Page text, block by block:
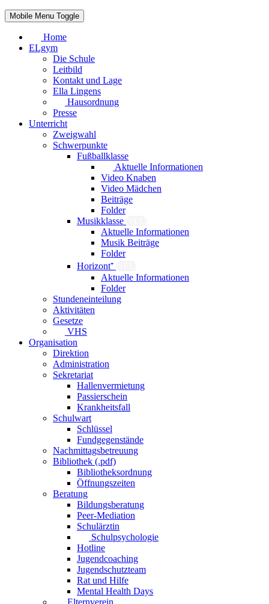
Mobile Menu Toggle
Home
ELgym
Die Schule
Leitbild
Kontakt und Lage
Ella Lingens
Hausordnung
Presse
Unterricht
Zweigwahl
Schwerpunkte
Fußballklasse
Aktuelle Informationen
Video Knaben
Video Mädchen
Beiträge
Folder
Musikklasse
Aktuelle Informationen
Musik Beiträge
Folder
Horizont⁺
Aktuelle Informationen
Folder
Stundeneinteilung
Aktivitäten
Gesetze
VHS
Organisation
Direktion
Administration
Sekretariat
Hallenvermietung
Passierschein
Krankheitsfall
Schulwart
Schlüssel
Fundgegenstände
Nachmittagsbetreuung
Bibliothek (.pdf)
Bibliotheksordnung
Öffnungszeiten
Beratung
Bildungsberatung
Peer-Mediation
Schulärztin
Schulpsychologie
Hotline
Jugendcoaching
Jugendschutzteam
Rat und Hilfe
Mental Health Days
Elternverein